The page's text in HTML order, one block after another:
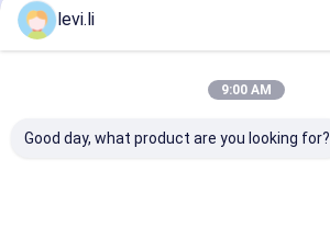
levi.li
9:00 AM
Good day, what product are you looking for?